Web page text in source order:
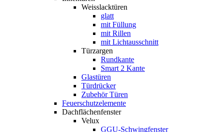
Weisslacktüren
glatt
mit Füllung
mit Rillen
mit Lichtausschnitt
Türzargen
Rundkante
Smart 2 Kante
Glastüren
Türdrücker
Zubehör Türen
Feuerschutzelemente
Dachflächenfenster
Velux
GGU-Schwingfenster